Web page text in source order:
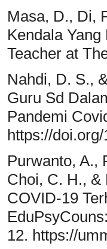
Masa, D., Di,
Kendala
Teacher at
Nahdi, D. S.,
Guru Sd
Pandemi
https://
Purwanto, A.,
Choi, C. H., &
COVID-19
12. https://